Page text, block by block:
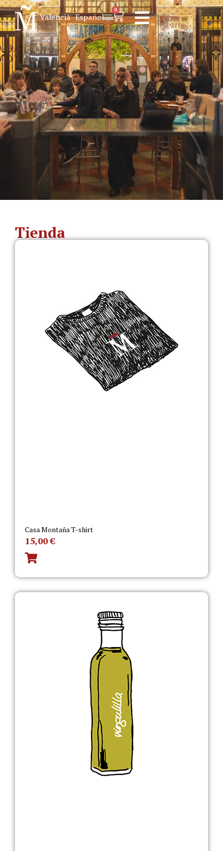
Valencià Español
0
Tienda
Casa Montaña T-shirt
15,00€